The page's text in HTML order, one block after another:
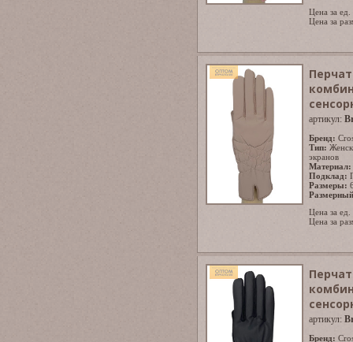
Цена за
Цена за
артикул:
Бренд:
Тип:
экранов
Материал:
Подклад:
Размеры:
Цена за
Цена за
артикул:
Бренд: